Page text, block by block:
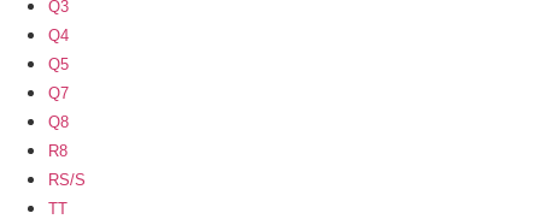
Q3
Q4
Q5
Q7
Q8
R8
RS/S
TT